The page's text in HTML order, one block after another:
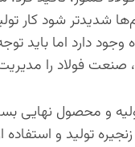
شدیدتر شود
دارد اما باید
صنعت فولاد را
و محصول نهایی
تولید و